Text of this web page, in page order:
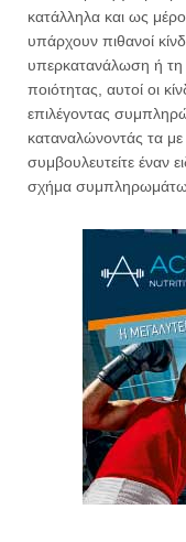
κατάλληλα και ως
υπάρχουν πιθανοί
υπερκατανάλωση ή
ποιότητας, αυτοί οι
επιλέγοντας
καταναλώνοντάς τα με
συμβουλευτείτε έναν
σχήμα